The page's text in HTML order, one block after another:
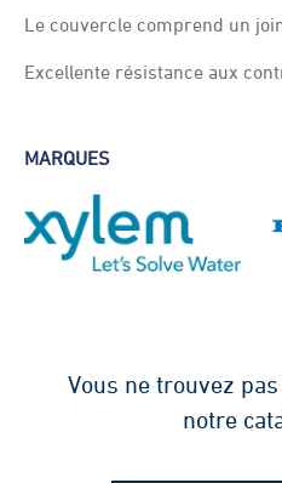
Le couvercle comprend un
Excellente résistance aux
MARQUES
Vous ne trouvez
notre